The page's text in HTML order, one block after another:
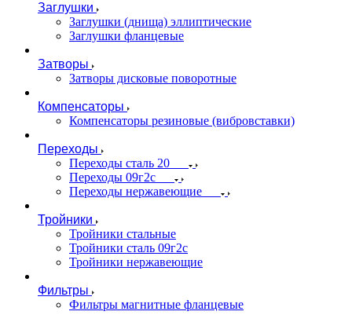
Заглушки
Заглушки (днища) эллиптические
Заглушки фланцевые
Затворы
Затворы дисковые поворотные
Компенсаторы
Компенсаторы резиновые (вибровставки)
Переходы
Переходы сталь 20
Переходы 09г2с
Переходы нержавеющие
Тройники
Тройники стальные
Тройники сталь 09г2с
Тройники нержавеющие
Фильтры
Фильтры магнитные фланцевые